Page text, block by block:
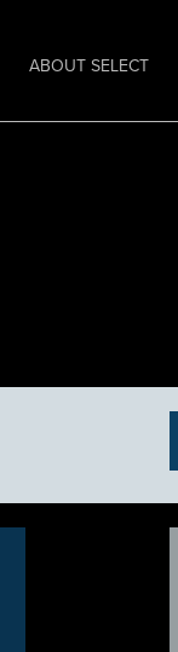
ABOUT SELECT